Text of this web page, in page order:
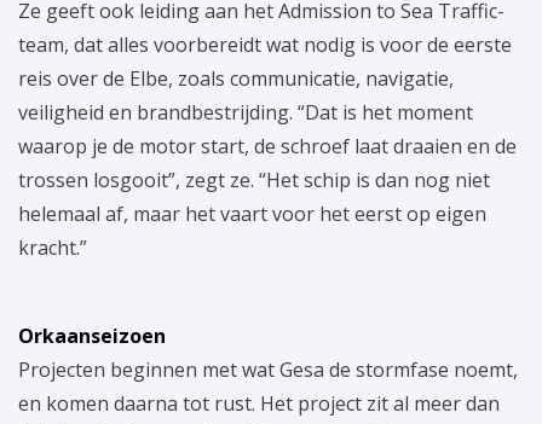
Ze geeft ook leiding aan het Admission to Sea Traffic-
team, dat alles voorbereidt wat nodig is voor de eerste
reis over de Elbe, zoals communicatie, navigatie,
veiligheid en brandbestrijding. “Dat is het moment
waarop je de motor start, de schroef laat draaien en de
trossen losgooit”, zegt ze. “Het schip is dan nog niet
helemaal af, maar het vaart voor het eerst op eigen
kracht.”
Orkaanseizoen
Projecten beginnen met wat Gesa de stormfase noemt,
en komen daarna tot rust. Het project zit al meer dan